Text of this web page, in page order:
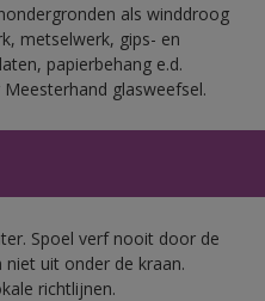
als winddroog
metselwerk, gips- en
papierbehang e.d.
glasweefsel.
Spoel verf nooit door de
uit onder de kraan.
richtlijnen.